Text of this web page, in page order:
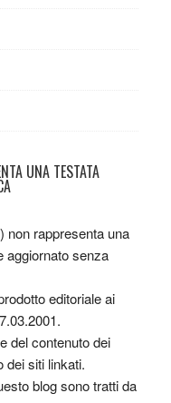
UNA TESTATA
non rappresenta una
aggiornato senza
editoriale ai
del contenuto dei
dei siti linkati.
blog sono tratti da